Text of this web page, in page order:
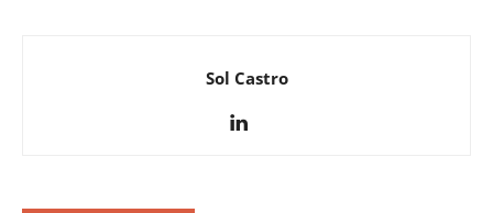
Sol Castro